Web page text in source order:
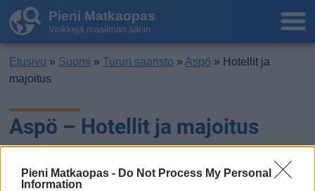
Pieni Matkaopas - Do Not Process My Personal
Information
Pieni Matkaopas
Vinkkejä maailman ääriin
Etusivu » Suomi »Turun saaristo » Aspö » Hotellit ja
majoitus
Aspö – Hotellit ja majoitus